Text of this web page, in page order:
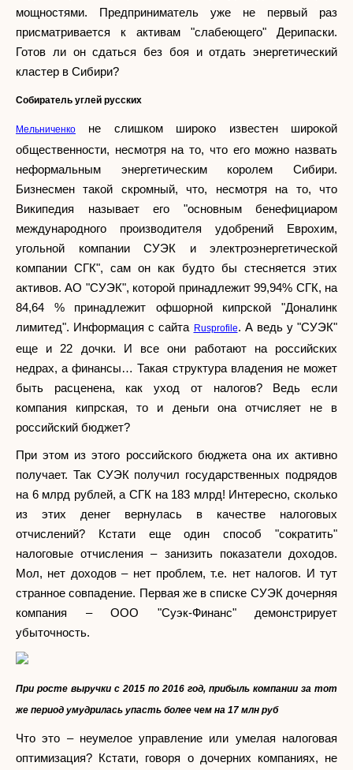
мощностями. Предприниматель уже не первый раз
присматривается к активам "слабеющего" Дерипаски.
Готов ли он сдаться без боя и отдать энергетический
кластер в Сибири?
Собиратель углей русских
Мельниченко
не слишком широко известен широкой
общественности, несмотря на то, что его можно назвать
неформальным энергетическим королем Сибири.
Бизнесмен такой скромный, что, несмотря на то, что
Википедия называет его "основным бенефициаром
международного производителя удобрений Еврохим,
угольной компании СУЭК и электроэнергетической
компании СГК", сам он как будто бы стесняется этих
активов. АО "СУЭК", которой принадлежит 99,94% СГК, на
84,64 % принадлежит офшорной кипрской "Доналинк
лимитед". Информация с сайта Rusprofile. А ведь у "СУЭК"
еще и 22 дочки. И все они работают на российских
недрах, а финансы… Такая структура владения не может
быть расценена, как уход от налогов? Ведь если
компания кипрская, то и деньги она отчисляет не в
российский бюджет?
При этом из этого российского бюджета она их активно
получает. Так СУЭК получил государственных подрядов
на 6 млрд рублей, а СГК на 183 млрд! Интересно, сколько
из этих денег вернулась в качестве налоговых
отчислений? Кстати еще один способ "сократить"
налоговые отчисления – занизить показатели доходов.
Мол, нет доходов – нет проблем, т.е. нет налогов. И тут
странное совпадение. Первая же в списке СУЭК дочерняя
компания – ООО "Суэк-Финанс" демонстрирует
убыточность.
При росте выручки с 2015 по 2016 год, прибыль компании за тот
же период умудрилась упасть более чем на 17 млн руб
Что это – неумелое управление или умелая налоговая
оптимизация? Кстати, говоря о дочерних компаниях, не